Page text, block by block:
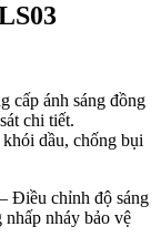
cấp ánh sáng đồng
chi tiết.
dầu, chống bụi
– Điều chỉnh độ sáng
nháy bảo vệ